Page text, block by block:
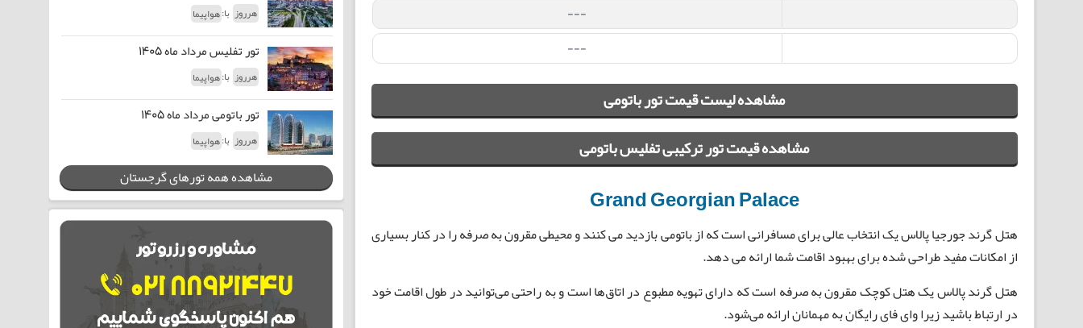
---
---
مشاهده لیست قیمت تور باتومی
مشاهده قیمت تور ترکیبی تفلیس باتومی
Grand Georgian Palace
هتل گرند جورجیا پالاس یک انتخاب عالی برای مسافرانی است که از باتومی بازدید می کنند و محیطی مقرون به صرفه را در کنار بسیاری
از امکانات مفید طراحی شده برای بهبود اقامت شما ارائه می دهد.
هتل گرند پالاس یک هتل کوچک مقرون به صرفه است که دارای تهویه مطبوع در اتاق‌ها است و به راحتی می‌توانید در طول اقامت خود
در ارتباط باشید زیرا وای فای رایگان به مهمانان ارائه می‌شود.
هرروز با:هواپیما
تور تفلیس مرداد ماه 1405
هرروز با:هواپیما
تور باتومی مرداد ماه 1405
هرروز با:هواپیما
مشاهده همه تورهای گرجستان